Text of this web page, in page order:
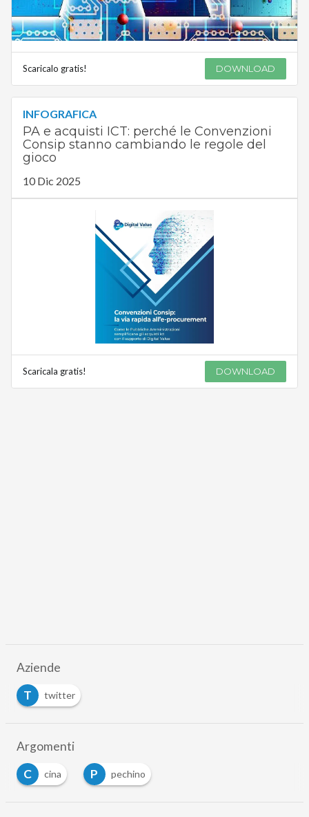
Scaricalo gratis! DOWNLOAD
INFOGRAFICA
PA e acquisti ICT: perché le Convenzioni
Consip stanno cambiando le regole del
gioco
10 Dic 2025
Scaricala gratis! DOWNLOAD
Aziende
T
twitter
Argomenti
C
cina P pechino